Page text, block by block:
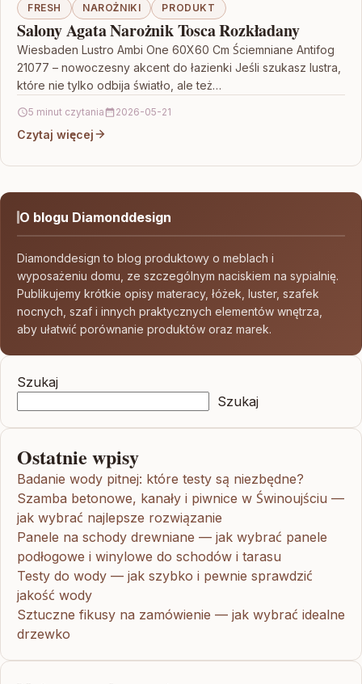
FRESH NAROŻNIKI PRODUKT
Salony Agata Narożnik Tosca Rozkładany
Wiesbaden Lustro Ambi One 60X60 Cm Ściemniane Antifog
21077 – nowoczesny akcent do łazienki Jeśli szukasz lustra,
które nie tylko odbija światło, ale też…
5 minut czytania 2026-05-21
Czytaj więcej
O blogu Diamonddesign
Diamonddesign to blog produktowy o meblach i
wyposażeniu domu, ze szczególnym naciskiem na sypialnię.
Publikujemy krótkie opisy materacy, łóżek, luster, szafek
nocnych, szaf i innych praktycznych elementów wnętrza,
aby ułatwić porównanie produktów oraz marek.
Szukaj
Szukaj
Ostatnie wpisy
Badanie wody pitnej: które testy są niezbędne?
Szamba betonowe, kanały i piwnice w Świnoujściu —
jak wybrać najlepsze rozwiązanie
Panele na schody drewniane — jak wybrać panele
podłogowe i winylowe do schodów i tarasu
Testy do wody — jak szybko i pewnie sprawdzić
jakość wody
Sztuczne fikusy na zamówienie — jak wybrać idealne
drzewko